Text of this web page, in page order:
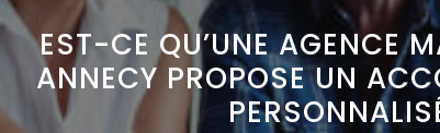
EST-CE QU’UNE AGENCE
ANNECY PROPOSE UN